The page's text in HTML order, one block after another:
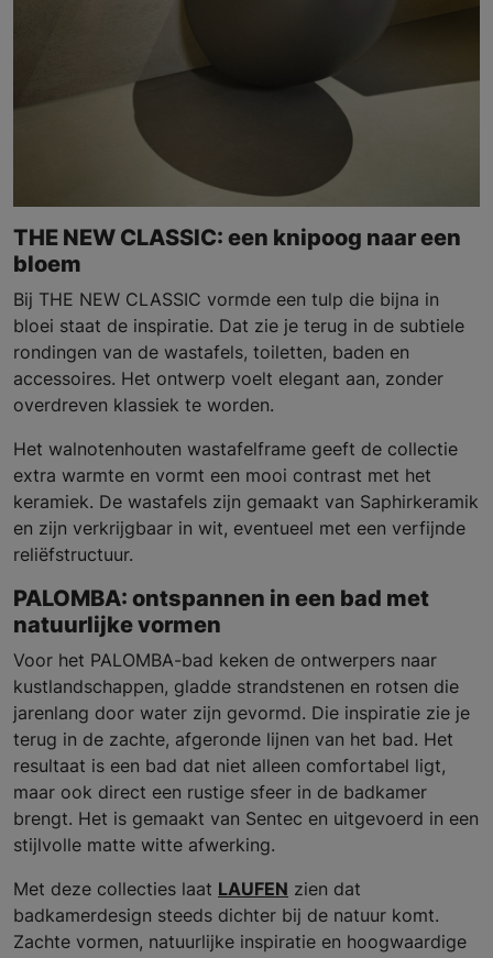
THE NEW CLASSIC: een knipoog naar een
bloem
Bij THE NEW CLASSIC vormde een tulp die bijna in
bloei staat de inspiratie. Dat zie je terug in de subtiele
rondingen van de wastafels, toiletten, baden en
accessoires. Het ontwerp voelt elegant aan, zonder
overdreven klassiek te worden.
Het walnotenhouten wastafelframe geeft de collectie
extra warmte en vormt een mooi contrast met het
keramiek. De wastafels zijn gemaakt van Saphirkeramik
en zijn verkrijgbaar in wit, eventueel met een verfijnde
reliëfstructuur.
PALOMBA: ontspannen in een bad met
natuurlijke vormen
Voor het PALOMBA-bad keken de ontwerpers naar
kustlandschappen, gladde strandstenen en rotsen die
jarenlang door water zijn gevormd. Die inspiratie zie je
terug in de zachte, afgeronde lijnen van het bad. Het
resultaat is een bad dat niet alleen comfortabel ligt,
maar ook direct een rustige sfeer in de badkamer
brengt. Het is gemaakt van Sentec en uitgevoerd in een
stijlvolle matte witte afwerking.
Met deze collecties laat LAUFEN zien dat
badkamerdesign steeds dichter bij de natuur komt.
Zachte vormen, natuurlijke inspiratie en hoogwaardige